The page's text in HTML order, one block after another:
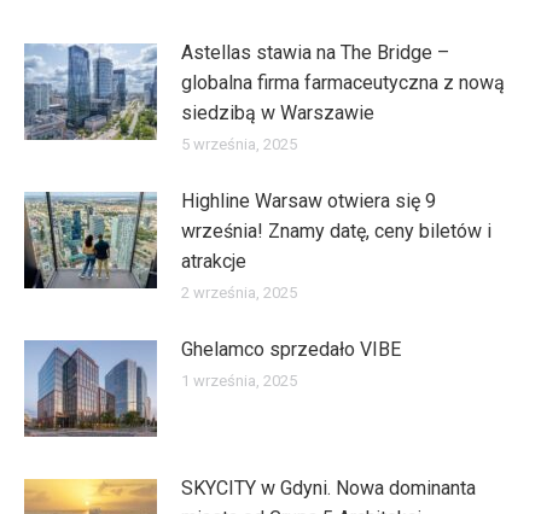
Astellas stawia na The Bridge –
globalna firma farmaceutyczna z nową
siedzibą w Warszawie
5 września, 2025
Highline Warsaw otwiera się 9
września! Znamy datę, ceny biletów i
atrakcje
2 września, 2025
Ghelamco sprzedało VIBE
1 września, 2025
SKYCITY w Gdyni. Nowa dominanta